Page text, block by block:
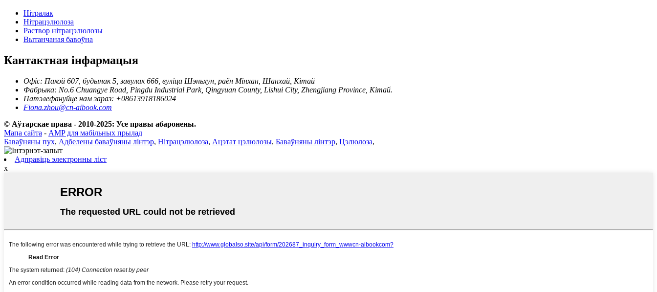
Нітралак
Нітрацэлюлоза
Раствор нітрацэлюлозы
Вытанчаная бавоўна
Кантактная інфармацыя
Офіс: Пакой 607, будынак 5, завулак 666, вуліца Шэньхун, раён Мінхан, Шанхай, Кітай
Фабрыка: No.6 Chuangye Road, Pingdu Industrial Park, Qingyuan County, Lishui City, Zhengjiang Province, Кітай.
Патэлефануйце нам зараз: +08613918186024
Fiona.zhou@cn-aibook.com
© Аўтарскае права - 2010-2025: Усе правы абаронены.
Мапа сайта - AMP для мабільных прылад
Баваўняны пух, Адбелены баваўняны лінтэр, Нітрацэлюлоза, Ацэтат цэлюлозы, Баваўняны лінтэр, Цэлюлоза,
Адправіць электронны ліст
x